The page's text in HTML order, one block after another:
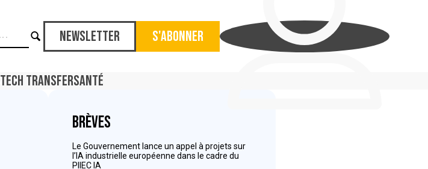
Newsletter S'abonner
Tech TransferSanté
Brèves
Le Gouvernement lance un appel à projets sur
l’IA industrielle européenne dans le cadre du
PIIEC IA